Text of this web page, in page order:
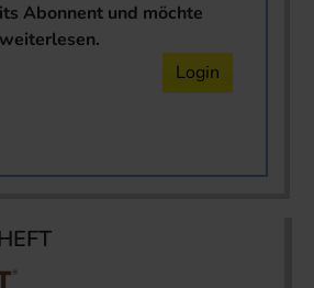
Abonnent und möchte
Login